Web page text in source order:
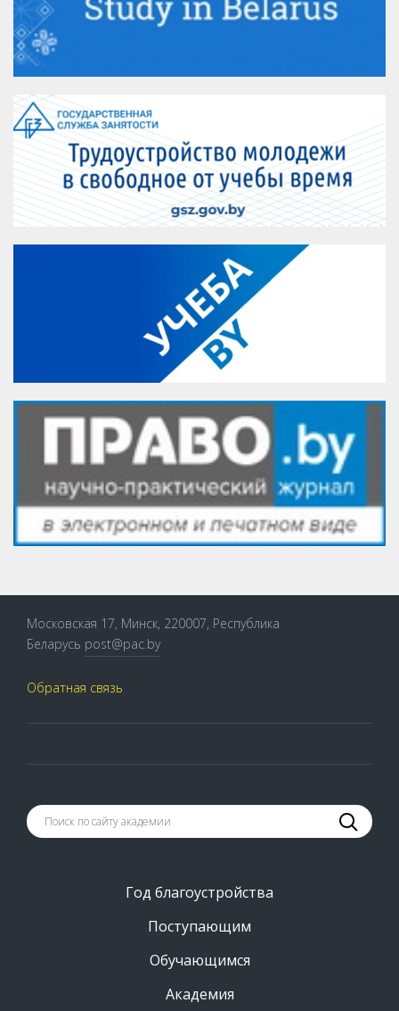
Московская 17, Минск, 220007, Республика
Беларусь post@pac.by
Обратная связь
Год благоустройства
Поступающим
Обучающимся
Академия